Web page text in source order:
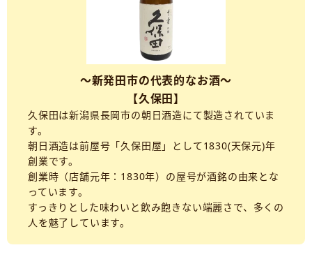
～新発田市の代表的なお酒～
【久保田】
久保田は新潟県長岡市の朝日酒造にて製造されていま
す。
朝日酒造は前屋号「久保田屋」として1830(天保元)年
創業です。
創業時（店舗元年：1830年）の屋号が酒銘の由来とな
っています。
すっきりとした味わいと飲み飽きない端麗さで、多くの
人を魅了しています。